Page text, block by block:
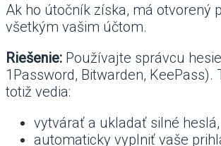
Ak ho útočník získa, má otvorený
všetkým vašim účtom.
Riešenie: Používajte správcu
1Password, Bitwarden, KeePass).
totiž vedia:
vytvárať a ukladať silné heslá,
automaticky vyplniť vaše